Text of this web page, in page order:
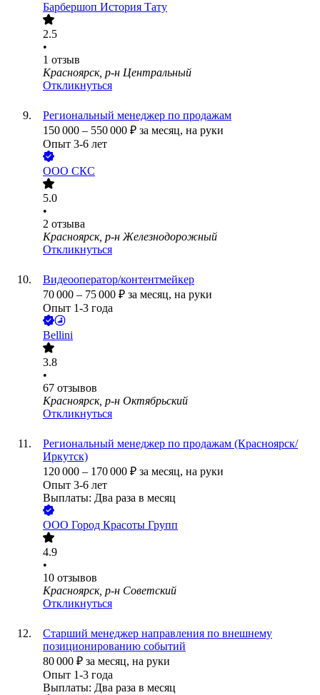
Барбершоп История Тату
2.5
•
1 отзыв
Красноярск, р-н Центральный
Откликнуться
Региональный менеджер по продажам
150 000 – 550 000 ₽ за месяц, на руки
Опыт 3-6 лет
ООО СКС
5.0
•
2 отзыва
Красноярск, р-н Железнодорожный
Откликнуться
Видеооператор/контентмейкер
70 000 – 75 000 ₽ за месяц, на руки
Опыт 1-3 года
Bellini
3.8
•
67 отзывов
Красноярск, р-н Октябрьский
Откликнуться
Региональный менеджер по продажам (Красноярск/
Иркутск)
120 000 – 170 000 ₽ за месяц, на руки
Опыт 3-6 лет
Выплаты: Два раза в месяц
ООО Город Красоты Групп
4.9
•
10 отзывов
Красноярск, р-н Советский
Откликнуться
Старший менеджер направления по внешнему
позиционированию событий
80 000 ₽ за месяц, на руки
Опыт 1-3 года
Выплаты: Два раза в месяц